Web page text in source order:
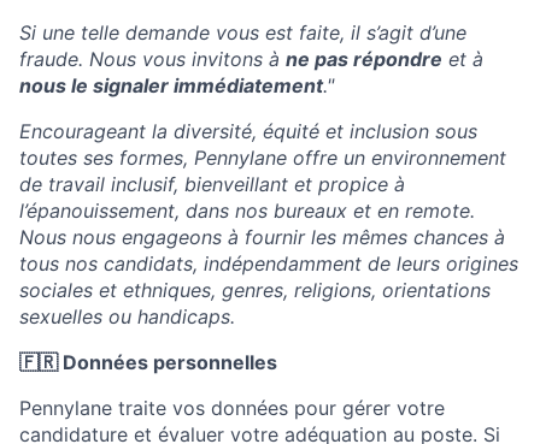
Si une telle demande vous est faite, il s’agit d’une
fraude. Nous vous invitons à ne pas répondre et à
nous le signaler immédiatement."
Encourageant la diversité, équité et inclusion sous
toutes ses formes, Pennylane offre un environnement
de travail inclusif, bienveillant et propice à
l’épanouissement, dans nos bureaux et en remote.
Nous nous engageons à fournir les mêmes chances à
tous nos candidats, indépendamment de leurs origines
sociales et ethniques, genres, religions, orientations
sexuelles ou handicaps.
🇫🇷 Données personnelles
Pennylane traite vos données pour gérer votre
candidature et évaluer votre adéquation au poste. Si